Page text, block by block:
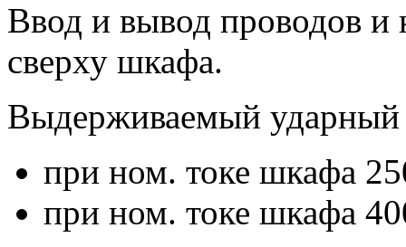
Ввод и вывод проводов и
сверху шкафа.
Выдерживаемый ударный
при ном. токе шкафа
при ном. токе шкафа